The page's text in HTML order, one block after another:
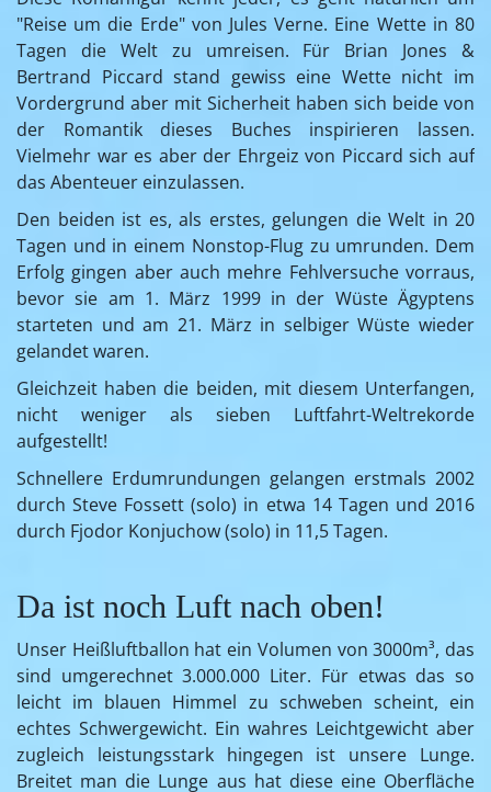
"Reise um die Erde" von Jules Verne. Eine Wette in 80
Tagen die Welt zu umreisen. Für Brian Jones &
Bertrand Piccard stand gewiss eine Wette nicht im
Vordergrund aber mit Sicherheit haben sich beide von
der Romantik dieses Buches inspirieren lassen.
Vielmehr war es aber der Ehrgeiz von Piccard sich auf
das Abenteuer einzulassen.
Den beiden ist es, als erstes, gelungen die Welt in 20
Tagen und in einem Nonstop-Flug zu umrunden. Dem
Erfolg gingen aber auch mehre Fehlversuche vorraus,
bevor sie am 1. März 1999 in der Wüste Ägyptens
starteten und am 21. März in selbiger Wüste wieder
gelandet waren.
Gleichzeit haben die beiden, mit diesem Unterfangen,
nicht weniger als sieben Luftfahrt-Weltrekorde
aufgestellt!
Schnellere Erdumrundungen gelangen erstmals 2002
durch Steve Fossett (solo) in etwa 14 Tagen und 2016
durch Fjodor Konjuchow (solo) in 11,5 Tagen.
Da ist noch Luft nach oben!
Unser Heißluftballon hat ein Volumen von 3000m³, das
sind umgerechnet 3.000.000 Liter. Für etwas das so
leicht im blauen Himmel zu schweben scheint, ein
echtes Schwergewicht. Ein wahres Leichtgewicht aber
zugleich leistungsstark hingegen ist unsere Lunge.
Breitet man die Lunge aus hat diese eine Oberfläche